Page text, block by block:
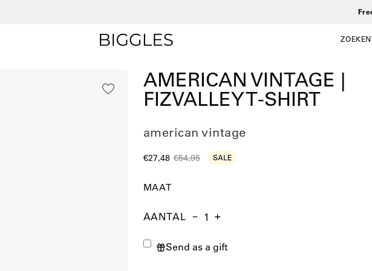
ZOEKEN
AMERICAN VINTAGE |
FIZVALLEY T-SHIRT
american vintage
€27,48 €54,95 SALE
MAAT
AANTAL Aantal
Hoeveelheid
hoeveelheid
Send as a gift